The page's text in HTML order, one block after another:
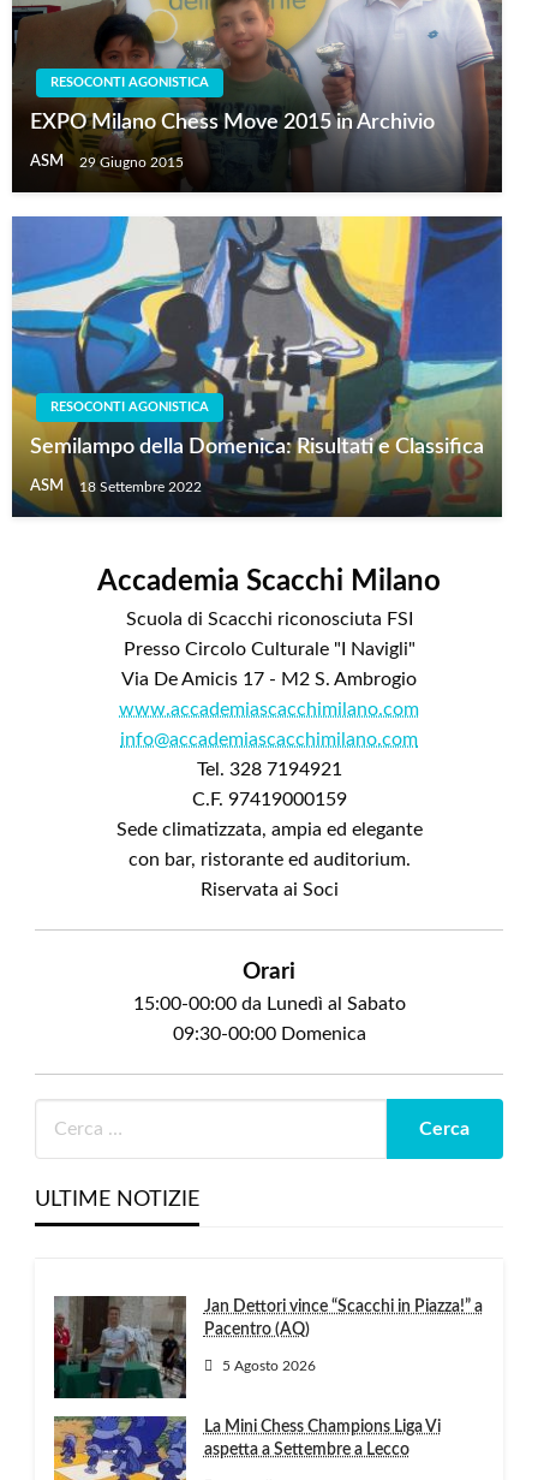
RESOCONTI AGONISTICA
EXPO Milano Chess Move 2015 in Archivio
ASM 29 Giugno 2015
RESOCONTI AGONISTICA
Semilampo della Domenica: Risultati e Classifica
ASM 18 Settembre 2022
Accademia Scacchi Milano
Scuola di Scacchi riconosciuta FSI
Presso Circolo Culturale "I Navigli"
Via De Amicis 17 - M2 S. Ambrogio
www.accademiascacchimilano.com
info@accademiascacchimilano.com
Tel. 328 7194921
C.F. 97419000159
Sede climatizzata, ampia ed elegante
con bar, ristorante ed auditorium.
Riservata ai Soci
Orari
15:00-00:00 da Lunedì al Sabato
09:30-00:00 Domenica
ULTIME NOTIZIE
Jan Dettori vince “Scacchi in Piazza!” a
Pacentro (AQ)
5 Agosto 2026
La Mini Chess Champions Liga Vi
aspetta a Settembre a Lecco